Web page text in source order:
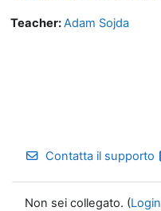
Teacher:Adam Sojda
Contatta il supporto
Non sei collegato. (Login